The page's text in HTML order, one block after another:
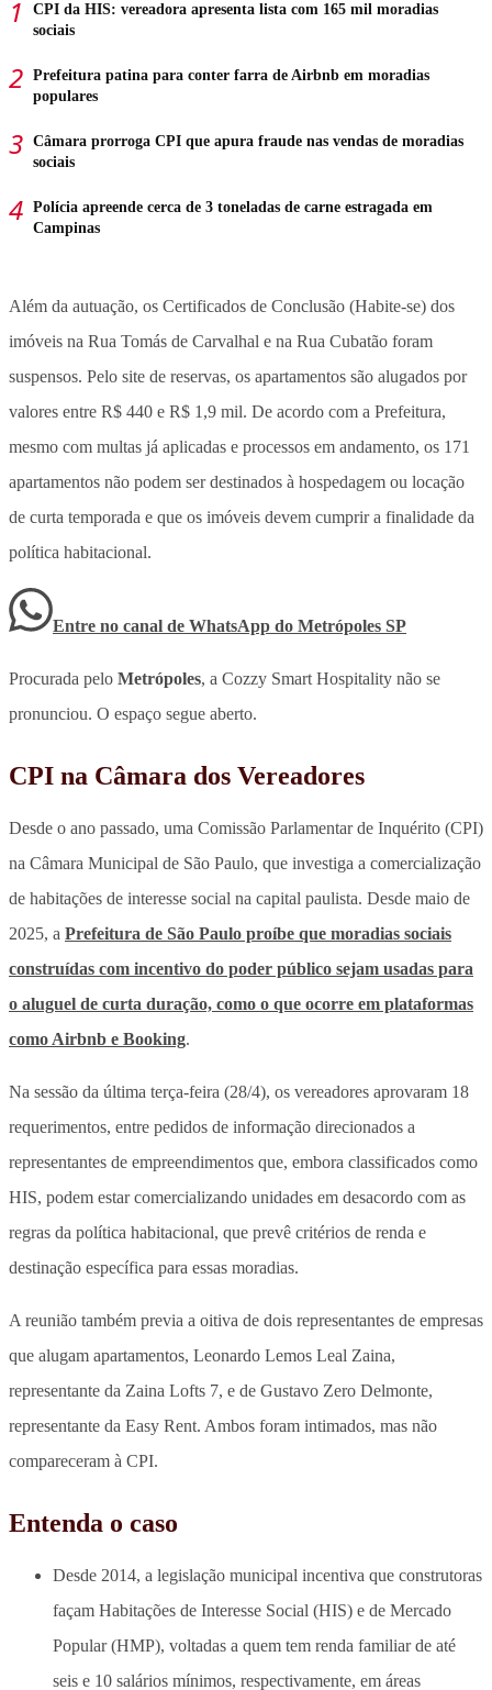
CPI da HIS: vereadora apresenta lista com 165 mil moradias
sociais
Prefeitura patina para conter farra de Airbnb em moradias
populares
Câmara prorroga CPI que apura fraude nas vendas de moradias
sociais
Polícia apreende cerca de 3 toneladas de carne estragada em
Campinas
Além da autuação, os Certificados de Conclusão (Habite-se) dos
imóveis na Rua Tomás de Carvalhal e na Rua Cubatão foram
suspensos. Pelo site de reservas, os apartamentos são alugados por
valores entre R$ 440 e R$ 1,9 mil. De acordo com a Prefeitura,
mesmo com multas já aplicadas e processos em andamento, os 171
apartamentos não podem ser destinados à hospedagem ou locação
de curta temporada e que os imóveis devem cumprir a finalidade da
política habitacional.
Entre no canal de WhatsApp do Metrópoles SP
Procurada pelo Metrópoles, a Cozzy Smart Hospitality não se
pronunciou. O espaço segue aberto.
CPI na Câmara dos Vereadores
Desde o ano passado, uma Comissão Parlamentar de Inquérito (CPI)
na Câmara Municipal de São Paulo, que investiga a comercialização
de habitações de interesse social na capital paulista. Desde maio de
2025, a Prefeitura de São Paulo proíbe que moradias sociais
construídas com incentivo do poder público sejam usadas para
o aluguel de curta duração, como o que ocorre em plataformas
como Airbnb e Booking.
Na sessão da última terça-feira (28/4), os vereadores aprovaram 18
requerimentos, entre pedidos de informação direcionados a
representantes de empreendimentos que, embora classificados como
HIS, podem estar comercializando unidades em desacordo com as
regras da política habitacional, que prevê critérios de renda e
destinação específica para essas moradias.
A reunião também previa a oitiva de dois representantes de empresas
que alugam apartamentos, Leonardo Lemos Leal Zaina,
representante da Zaina Lofts 7, e de Gustavo Zero Delmonte,
representante da Easy Rent. Ambos foram intimados, mas não
compareceram à CPI.
Entenda o caso
Desde 2014, a legislação municipal incentiva que construtoras
façam Habitações de Interesse Social (HIS) e de Mercado
Popular (HMP), voltadas a quem tem renda familiar de até
seis e 10 salários mínimos, respectivamente, em áreas